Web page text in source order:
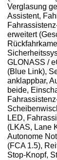
Verglasung
Assistent,
erweitert
GLONASS /
(Blue Link),
anklappbar,
beide,
LED,
(LKAS, Lane
Autonome
(FCA 1.5),
Stop-Knopf,